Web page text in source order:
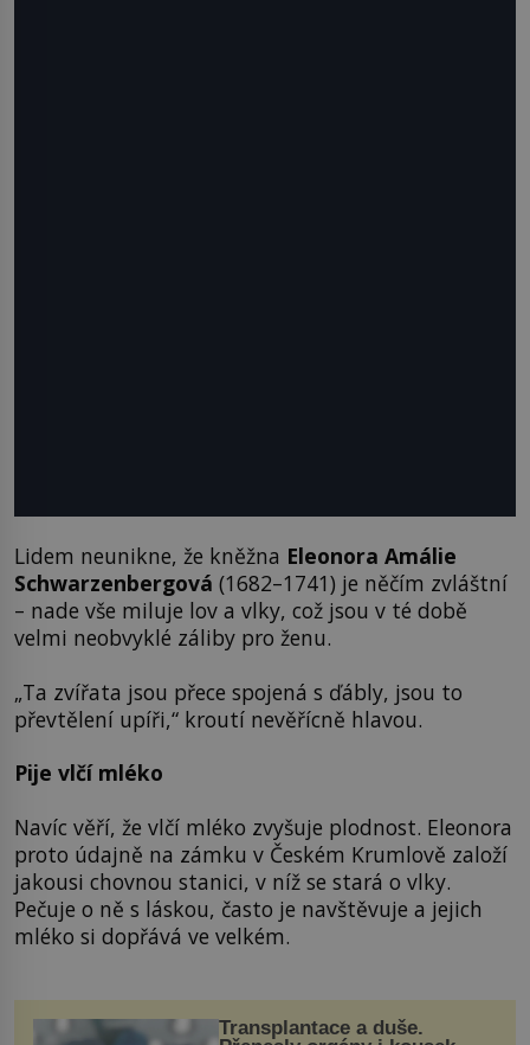
Lidem neunikne, že kněžna Eleonora Amálie
Schwarzenbergová (1682–1741) je něčím zvláštní
– nade vše miluje lov a vlky, což jsou v té době
velmi neobvyklé záliby pro ženu.
„Ta zvířata jsou přece spojená s ďábly, jsou to
převtělení upíři,“ kroutí nevěřícně hlavou.
Pije vlčí mléko
Navíc věří, že vlčí mléko zvyšuje plodnost. Eleonora
proto údajně na zámku v Českém Krumlově založí
jakousi chovnou stanici, v níž se stará o vlky.
Pečuje o ně s láskou, často je navštěvuje a jejich
mléko si dopřává ve velkém.
Transplantace a duše.